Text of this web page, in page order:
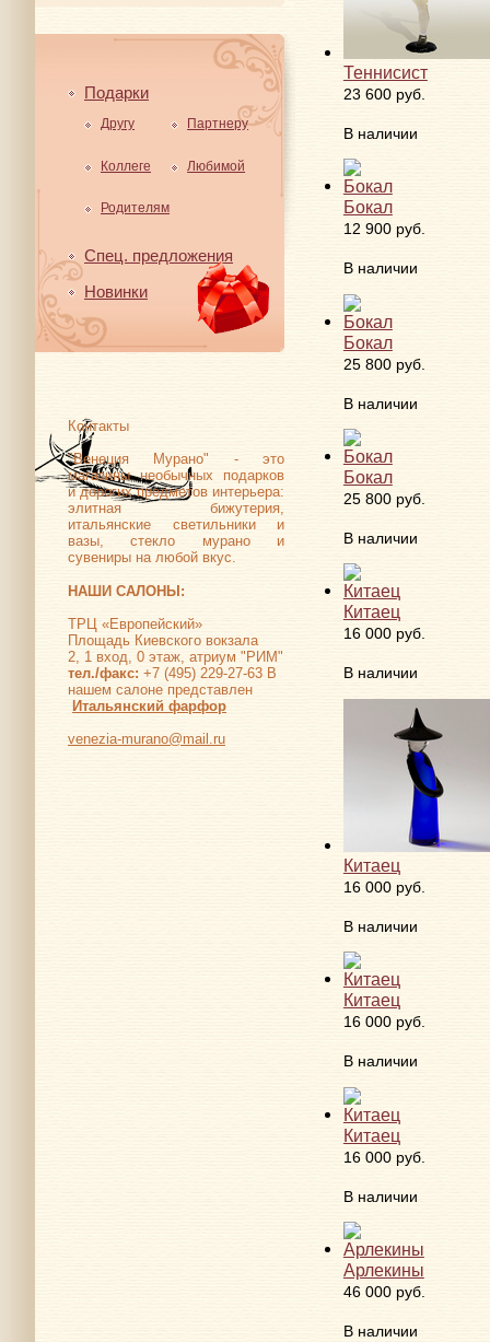
Подарки
Другу Партнеру
Коллеге Любимой
Родителям
Спец. предложения
Новинки
Контакты
"Венеция Мурано" - это
магазины необычных подарков
и дорогих предметов интерьера:
элитная бижутерия,
итальянские светильники и
вазы, стекло мурано и
сувениры на любой вкус.
НАШИ САЛОНЫ:
ТРЦ «Европейский»
Площадь Киевского вокзала
2, 1 вход, 0 этаж, атриум "РИМ"
тел./факс: +7 (495) 229-27-63 В
нашем салоне представлен
Итальянский фарфор
venezia-murano@mail.ru
Теннисист
23 600 руб.
В наличии
Бокал
12 900 руб.
В наличии
Бокал
25 800 руб.
В наличии
Бокал
25 800 руб.
В наличии
Китаец
16 000 руб.
В наличии
Китаец
16 000 руб.
В наличии
Китаец
16 000 руб.
В наличии
Китаец
16 000 руб.
В наличии
Арлекины
46 000 руб.
В наличии